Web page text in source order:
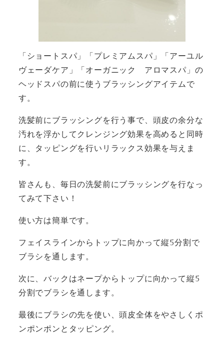
「ショートスパ」「プレミアムスパ」「アーユル
ヴェーダケア」「オーガニック アロマスパ」の
ヘッドスパの前に使うブラッシングアイテムで
す。
洗髪前にブラッシングを行う事で、頭皮の余分な
汚れを浮かしてクレンジング効果を高めると同時
に、タッピングを行いリラックス効果を与えま
す。
皆さんも、毎日の洗髪前にブラッシングを行なっ
てみて下さい！
使い方は簡単です。
フェイスラインからトップに向かって縦5分割で
ブラシを通します。
次に、バックはネープからトップに向かって縦5
分割でブラシを通します。
最後にブラシの先を使い、頭皮全体をやさしくポ
ンポンポンとタッピング。